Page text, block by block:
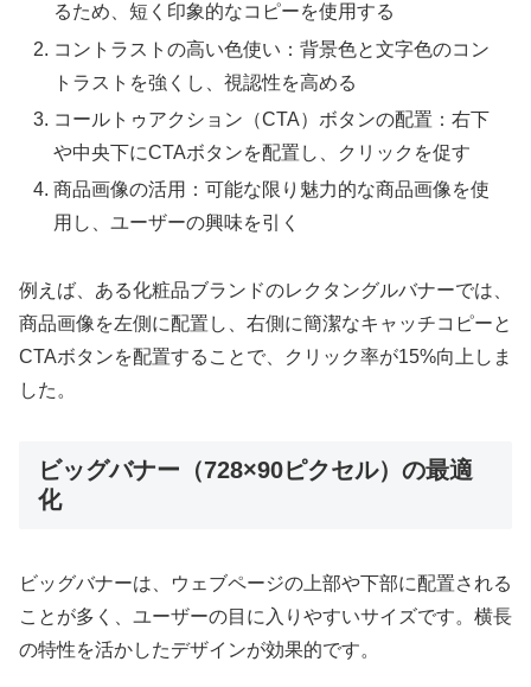
るため、短く印象的なコピーを使用する
コントラストの高い色使い：背景色と文字色のコン
トラストを強くし、視認性を高める
コールトゥアクション（CTA）ボタンの配置：右下
や中央下にCTAボタンを配置し、クリックを促す
商品画像の活用：可能な限り魅力的な商品画像を使
用し、ユーザーの興味を引く
例えば、ある化粧品ブランドのレクタングルバナーでは、
商品画像を左側に配置し、右側に簡潔なキャッチコピーと
CTAボタンを配置することで、クリック率が15%向上しま
した。
ビッグバナー（728×90ピクセル）の最適
化
ビッグバナーは、ウェブページの上部や下部に配置される
ことが多く、ユーザーの目に入りやすいサイズです。横長
の特性を活かしたデザインが効果的です。